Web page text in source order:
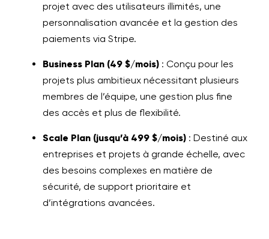
projet avec des utilisateurs illimités, une
personnalisation avancée et la gestion des
paiements via Stripe.
Business Plan (49 $/mois) : Conçu pour les
projets plus ambitieux nécessitant plusieurs
membres de l’équipe, une gestion plus fine
des accès et plus de flexibilité.
Scale Plan (jusqu’à 499 $/mois) : Destiné aux
entreprises et projets à grande échelle, avec
des besoins complexes en matière de
sécurité, de support prioritaire et
d’intégrations avancées.